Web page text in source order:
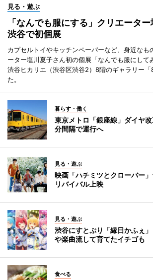
見る・遊ぶ
「なんでも服にする」クリエーター
渋谷で初個展
カプセルトイやキッチンペーパーなど、身近なも
ーター塩川夏子さん初の個展「なんでも服にして
渋谷ヒカリエ（渋谷区渋谷2）8階のギャラリー「
た。
暮らす・働く
東京メトロ「銀座線」ダイヤ
分間隔で運行へ
見る・遊ぶ
映画「ハチミツとクローバー
リバイバル上映
見る・遊ぶ
渋谷にすとぷり「縁日かふぇ
や楽曲流して育てたイチゴも
食べる